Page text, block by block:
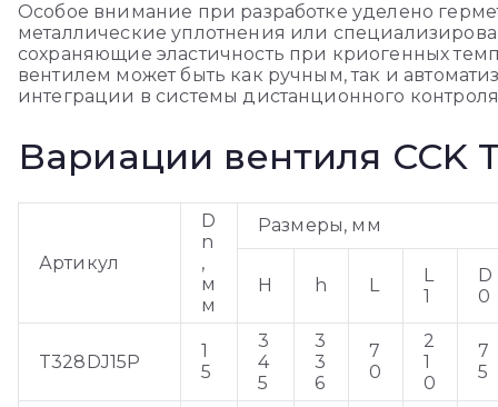
Особое внимание при разработке уделено
металлические уплотнения или
сохраняющие эластичность при криогенных
вентилем может быть как ручным, так и
интеграции в системы дистанционного
Вариации вентиля CCK
Артикул
D
n
,
м
м
Размеры, мм
H h L
L
1
D
0
T328DJ15P
1
5
3
4
5
3
3
6
7
0
2
1
0
7
5